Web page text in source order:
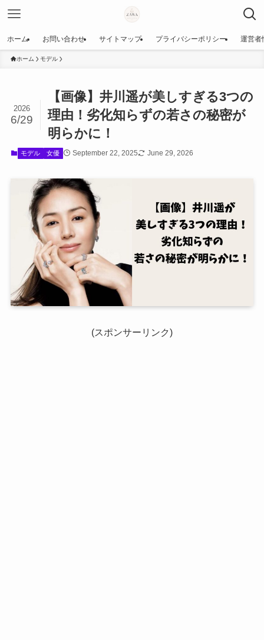
ホーム お問い合わせ サイトマップ プライバシーポリシー 運営者
ホーム モデル
【画像】井川遥が美しすぎる3つの
理由！劣化知らずの若さの秘密が
明らかに！
2026
6/29
モデル 女優 September 22, 2025 June 29, 2026
(スポンサーリンク)